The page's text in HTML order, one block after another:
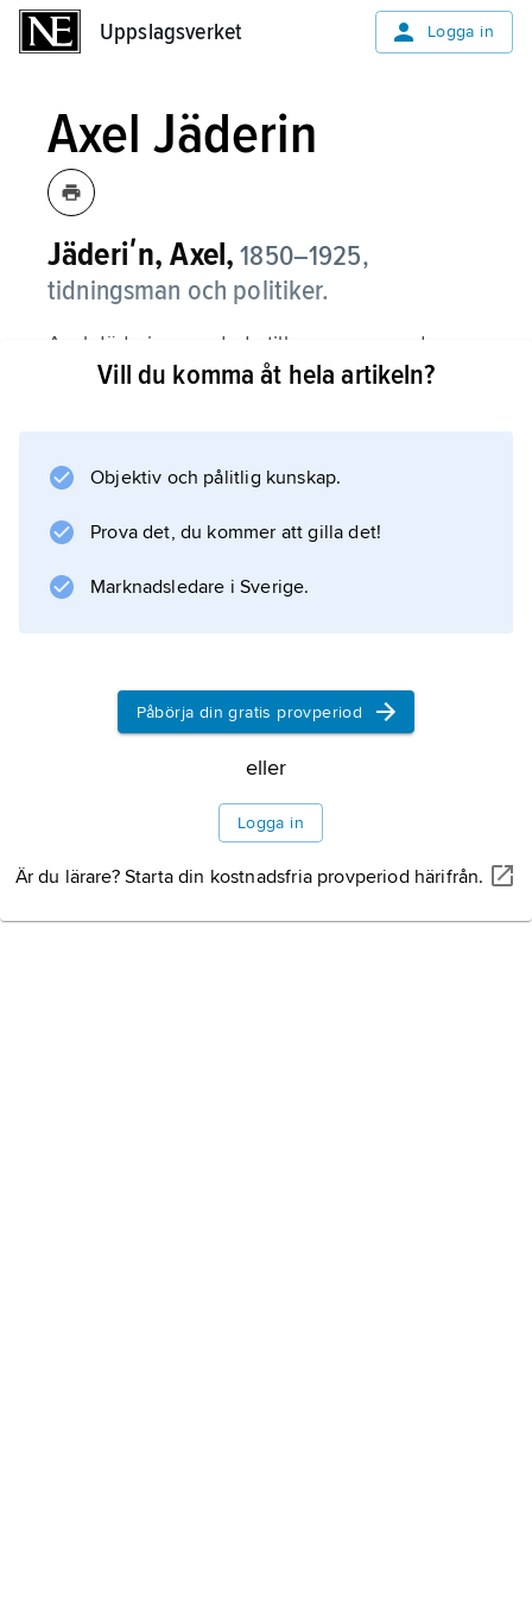
Uppslagsverket Logga in
Axel Jäderin
Jäderiʹn, Axel, 1850–1925,
tidningsman och politiker.
Axel Jäderin grundade tillsammans med
Oscar Norén
en konflikt med styrelsen lämnade tidningen.
valmansförbundet först som sekreterare och
Information om artikeln
Vill du komma åt hela artikeln?
Objektiv och pålitlig kunskap.
Prova det, du kommer att gilla det!
Marknadsledare i Sverige.
Påbörja din gratis provperiod
eller
Logga in
Är du lärare? Starta din kostnadsfria provperiod härifrån.